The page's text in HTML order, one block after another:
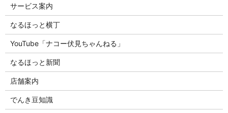
サービス案内
なるほっと横丁
YouTube「ナコー伏見ちゃんねる」
なるほっと新聞
店舗案内
でんき豆知識